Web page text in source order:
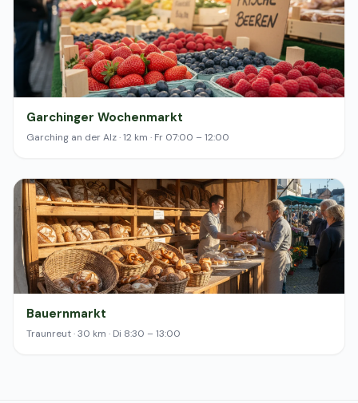
Garchinger Wochenmarkt
Garching an der Alz · 12 km · Fr 07:00 – 12:00
Bauernmarkt
Traunreut · 30 km · Di 8:30 – 13:00